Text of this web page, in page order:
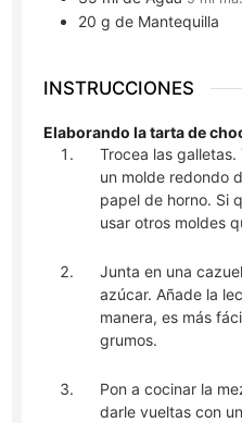
20 g de Mantequilla
INSTRUCCIONES
Elaborando la tarta de
Trocea las
un molde redondo
papel de horno. Si
usar otros moldes
Junta en una
azúcar. Añade la
manera, es más
grumos.
Pon a cocinar la
darle vueltas con